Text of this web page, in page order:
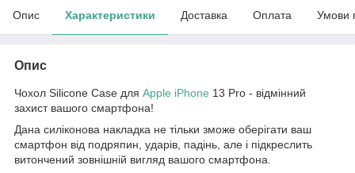
Опис Характеристики Доставка Оплата Умови
Опис
Чохол Silicone Case для Apple iPhone 13 Pro - відмінний
захист вашого смартфона!
Дана силіконова накладка не тільки зможе оберігати ваш
смартфон від подряпин, ударів, падінь, але і підкреслить
витончений зовнішній вигляд вашого смартфона.